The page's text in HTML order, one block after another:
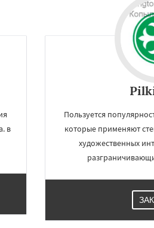
в
Пользуется
которые применяют
художественных